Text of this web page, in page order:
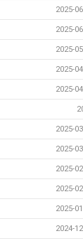
2025-
2025-
2025-
2025-
2025-
2025-
2025-
2025-
2025-
2025-
2024-